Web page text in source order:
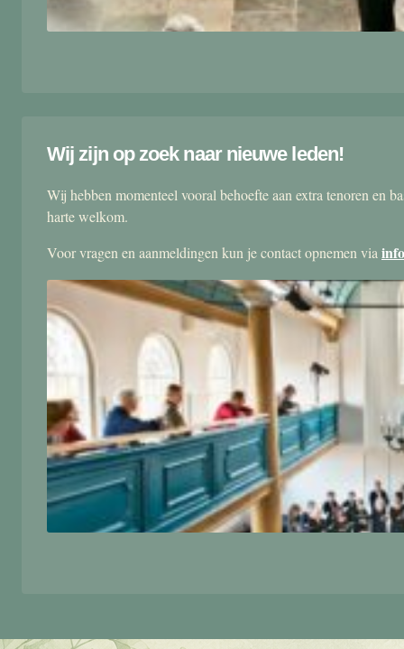
Wij zijn op zoek naar nieuwe leden!
Wij hebben momenteel vooral behoefte aan extra tenoren en
harte welkom.
Voor vragen en aanmeldingen kun je contact opnemen via